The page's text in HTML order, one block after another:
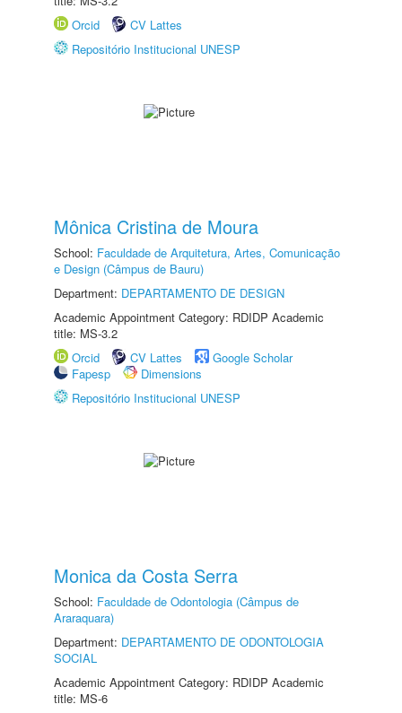
Orcid
CV Lattes
Repositório Institucional UNESP
Mônica Cristina de Moura
School: Faculdade de Arquitetura, Artes, Comunicação
e Design (Câmpus de Bauru)
Department: DEPARTAMENTO DE DESIGN
Academic Appointment Category: RDIDP Academic
title: MS-3.2
Orcid
CV Lattes
Google Scholar
Fapesp
Dimensions
Repositório Institucional UNESP
Monica da Costa Serra
School: Faculdade de Odontologia (Câmpus de
Araraquara)
Department: DEPARTAMENTO DE ODONTOLOGIA
SOCIAL
Academic Appointment Category: RDIDP Academic
title: MS-6